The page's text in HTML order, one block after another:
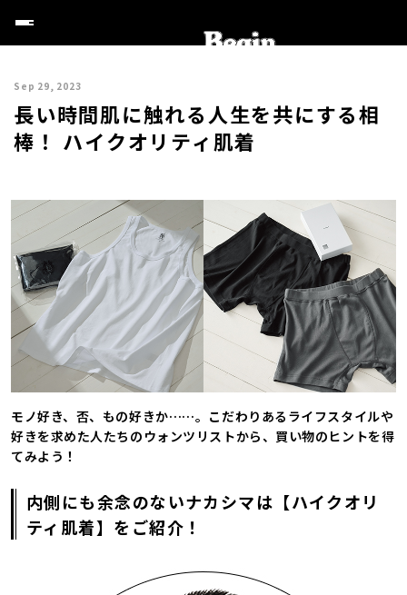
Sep 29, 2023
長い時間肌に触れる人生を共にする相
棒！ ハイクオリティ肌着
モノ好き、否、もの好きか……。こだわりあるライフスタイルや
好きを求めた人たちのウォンツリストから、買い物のヒントを得
てみよう！
内側にも余念のないナカシマは【ハイクオリ
ティ肌着】をご紹介！